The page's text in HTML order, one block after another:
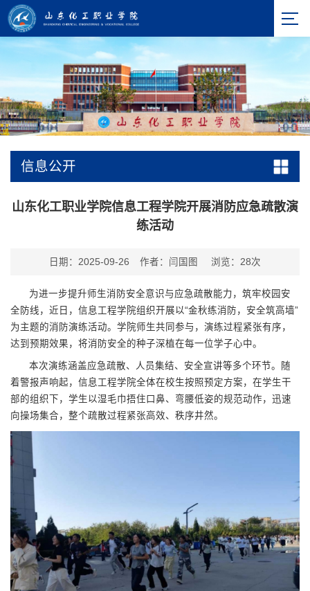
信息公开
山东化工职业学院信息工程学院开展消防应急疏散演
练活动
日期：2025-09-26 作者：闫国图 浏览： 28次
为进一步提升师生消防安全意识与应急疏散能力，筑牢校园安
全防线，近日，信息工程学院组织开展以“金秋练消防，安全筑高墙”
为主题的消防演练活动。学院师生共同参与，演练过程紧张有序，
达到预期效果，将消防安全的种子深植在每一位学子心中。
本次演练涵盖应急疏散、人员集结、安全宣讲等多个环节。随
着警报声响起，信息工程学院全体在校生按照预定方案，在学生干
部的组织下，学生以湿毛巾捂住口鼻、弯腰低姿的规范动作，迅速
向操场集合，整个疏散过程紧张高效、秩序井然。